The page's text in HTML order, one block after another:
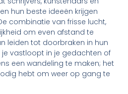
hun beste ideeën krijgen
combinatie van frisse lucht,
om even afstand te
leiden tot doorbraken in hun
je vastloopt in je gedachten of
een wandeling te maken; het
hebt om weer op gang te